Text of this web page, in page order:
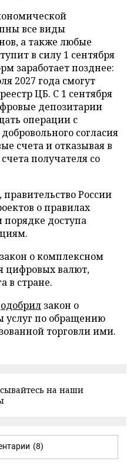
все виды
а также любые
в силу 1 сентября
заработает позднее:
2027 года смогут
ЦБ. С 1 сентября
депозитарии
операции с
согласия
счета и отказывая в
получателя со
России
о правилах
доступа
закон о комплексном
цифровых валют,
в стране.
одобрил закон о
услуг по обращению
торговли ими.
на наши
(8)